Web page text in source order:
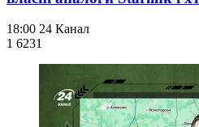
18:00 24 Канал
1 6231